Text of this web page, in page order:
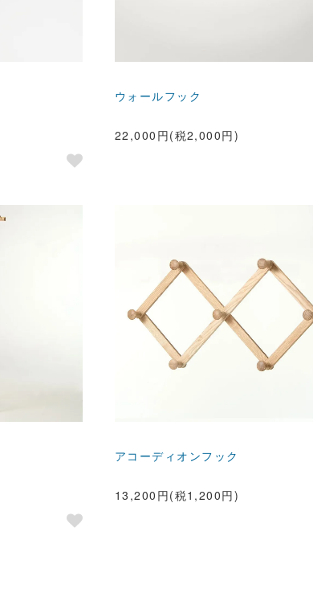
ウォールフック
22,000円(税2,000円)
アコーディオンフック
13,200円(税1,200円)